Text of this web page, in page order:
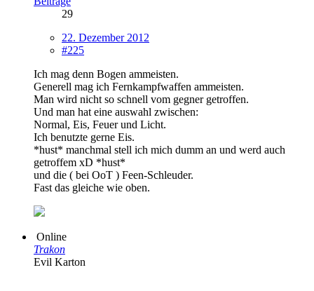
29
22. Dezember 2012
#225
Ich mag denn Bogen ammeisten.
Generell mag ich Fernkampfwaffen ammeisten.
Man wird nicht so schnell vom gegner getroffen.
Und man hat eine auswahl zwischen:
Normal, Eis, Feuer und Licht.
Ich benutzte gerne Eis.
*hust* manchmal stell ich mich dumm an und werd auch
getroffem xD *hust*
und die ( bei OoT ) Feen-Schleuder.
Fast das gleiche wie oben.
Online
Trakon
Evil Karton